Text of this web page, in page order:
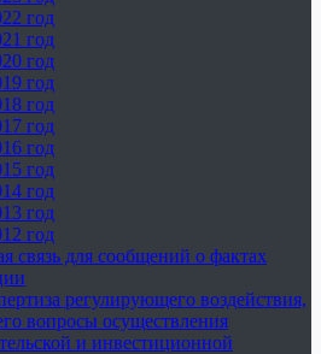
год
год
год
год
год
год
год
год
год
год
год
связь для сообщений о фактах
регулирующего воздействия,
вопросы осуществления
и инвестиционной